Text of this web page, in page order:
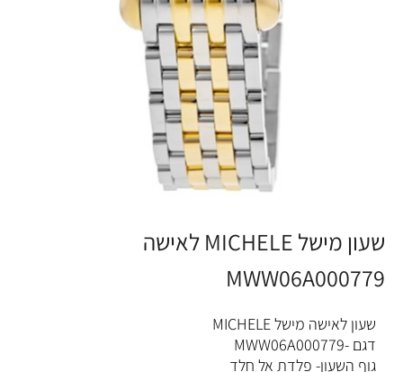
שעון מישל MICHELE לאישה
MWW06A000779
שעון לאישה מישל MICHELE
דגם -MWW06A000779
גוף השעון- פלדת אל חלד